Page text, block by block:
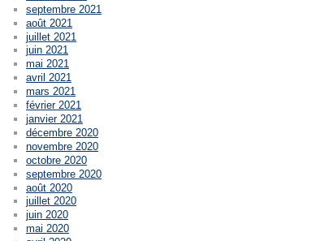
septembre 2021
août 2021
juillet 2021
juin 2021
mai 2021
avril 2021
mars 2021
février 2021
janvier 2021
décembre 2020
novembre 2020
octobre 2020
septembre 2020
août 2020
juillet 2020
juin 2020
mai 2020